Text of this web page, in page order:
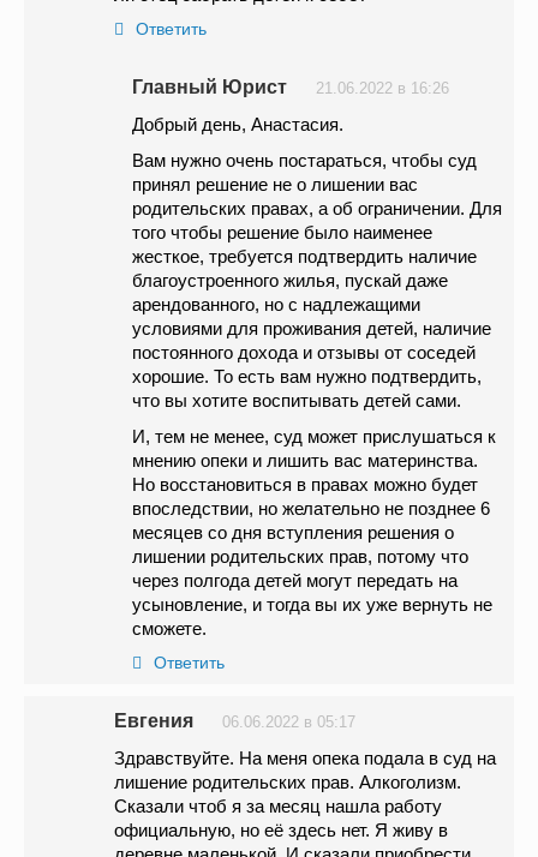
Ответить
Главный Юрист 21.06.2022 в 16:26
Добрый день, Анастасия.
Вам нужно очень постараться, чтобы суд
принял решение не о лишении вас
родительских правах, а об ограничении. Для
того чтобы решение было наименее
жесткое, требуется подтвердить наличие
благоустроенного жилья, пускай даже
арендованного, но с надлежащими
условиями для проживания детей, наличие
постоянного дохода и отзывы от соседей
хорошие. То есть вам нужно подтвердить,
что вы хотите воспитывать детей сами.
И, тем не менее, суд может прислушаться к
мнению опеки и лишить вас материнства.
Но восстановиться в правах можно будет
впоследствии, но желательно не позднее 6
месяцев со дня вступления решения о
лишении родительских прав, потому что
через полгода детей могут передать на
усыновление, и тогда вы их уже вернуть не
сможете.
Ответить
Евгения 06.06.2022 в 05:17
Здравствуйте. На меня опека подала в суд на
лишение родительских прав. Алкоголизм.
Сказали чтоб я за месяц нашла работу
официальную, но её здесь нет. Я живу в